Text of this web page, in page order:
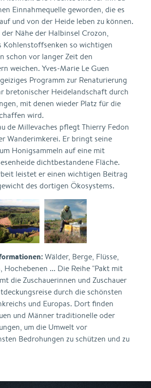
Einnahmequelle geworden, die es
und von der Heide leben zu können.
Nähe der Halbinsel Crozon,
Kohlenstoffsenken so wichtigen
schon vor langer Zeit den
weichen. Yves-Marie Le Guen
Programm zur Renaturierung
bretonischer Heidelandschaft durch
mit denen wieder Platz für die
wird.
de Millevaches pflegt Thierry Fedon
Wanderimkerei. Er bringt seine
Honigsammeln auf eine mit
dichtbestandene Fläche.
leistet er einen wichtigen Beitrag
des dortigen Ökosystems.
Wälder, Berge, Flüsse,
Hochebenen ... Die Reihe "Pakt mit
die Zuschauerinnen und Zuschauer
durch die schönsten
und Europas. Dort finden
und Männer traditionelle oder
um die Umwelt vor
Bedrohungen zu schützen und zu